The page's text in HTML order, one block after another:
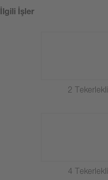
İlgili İşler
2 Tekerlekli
4 Tekerlekli